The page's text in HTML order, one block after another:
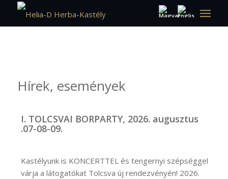
Hírek, események
I. TOLCSVAI BORPARTY, 2026. augusztus
.07-08-09.
Kastélyunk is KONCERTTEL és tengernyi szépséggel
várja a látogatókat Tolcsva új rendezvényén! 2026.